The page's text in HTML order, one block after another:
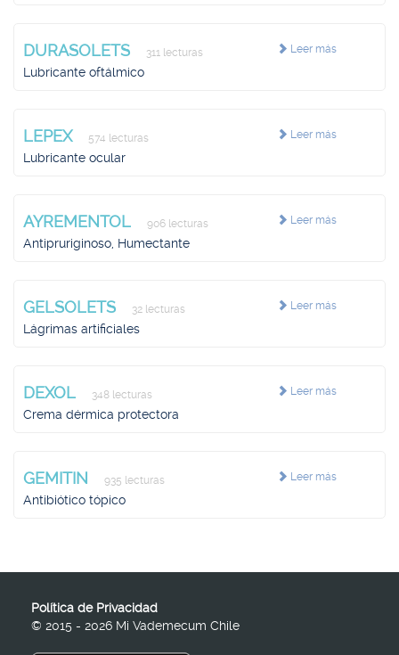
Leer más
DURASOLETS 311 lecturas
Lubricante oftálmico
Leer más
LEPEX 574 lecturas
Lubricante ocular
Leer más
AYREMENTOL 906 lecturas
Antipruriginoso, Humectante
Leer más
GELSOLETS 32 lecturas
Lágrimas artificiales
Leer más
DEXOL 348 lecturas
Crema dérmica protectora
Leer más
GEMITIN 935 lecturas
Antibiótico tópico
Política de Privacidad
© 2015 - 2026 Mi Vademecum Chile